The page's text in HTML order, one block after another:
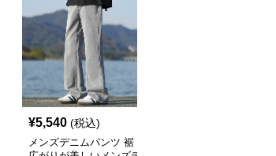
¥5,540 (税込)
メンズデニムパンツ 裾